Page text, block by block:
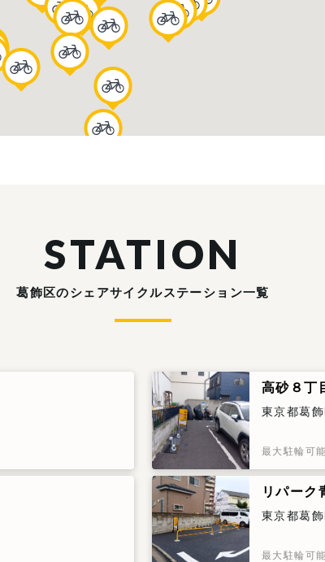
STATION
葛飾区のシェアサイクルステーション一覧
高砂８丁
東京都葛
最大駐輪可
リパーク
東京都葛
最大駐輪可